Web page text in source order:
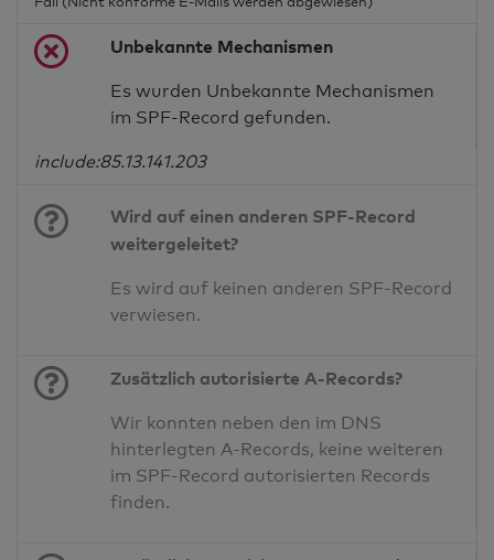
Unbekannte Mechanismen
Es wurden Unbekannte Mechanismen
im SPF-Record gefunden.
include:85.13.141.203
Wird auf einen anderen SPF-Record
weitergeleitet?
Es wird auf keinen anderen SPF-Record
verwiesen.
Zusätzlich autorisierte A-Records?
Wir konnten neben den im DNS
hinterlegten A-Records, keine weiteren
im SPF-Record autorisierten Records
finden.